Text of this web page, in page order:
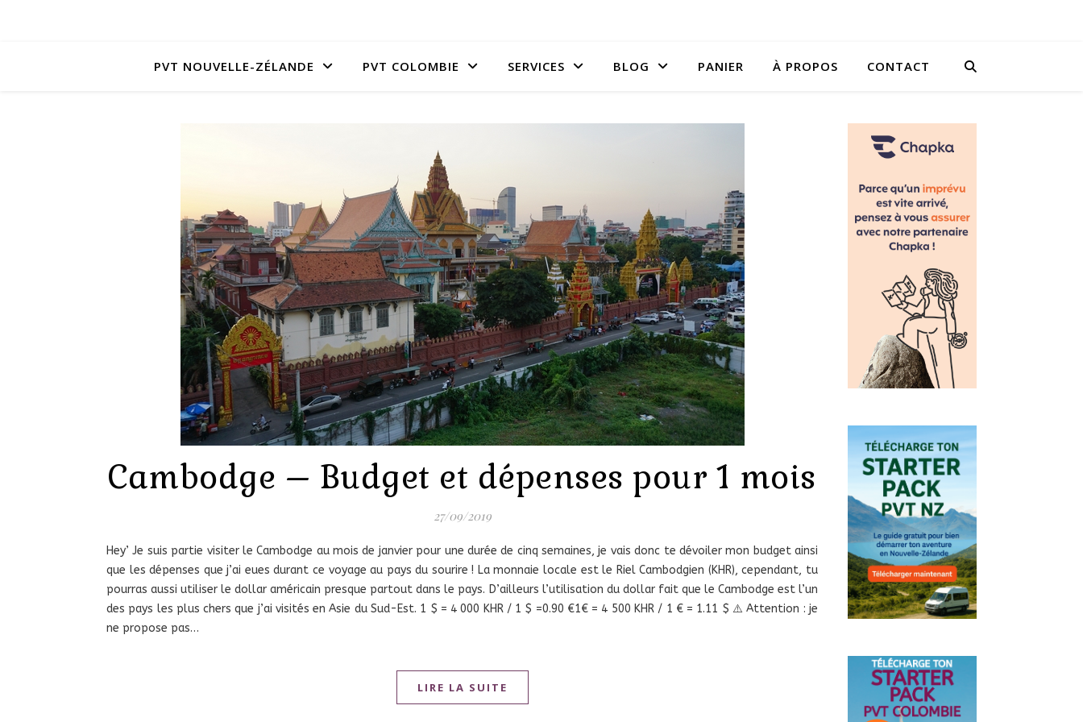
PVT NOUVELLE-ZÉLANDE PVT COLOMBIE SERVICES BLOG PANIER À PROPOS CONTACT
Cambodge – Budget et dépenses pour 1 mois
27/09/2019
Hey’ Je suis partie visiter le Cambodge au mois de janvier pour une durée de cinq semaines, je vais donc te dévoiler mon budget ainsi
que les dépenses que j’ai eues durant ce voyage au pays du sourire ! La monnaie locale est le Riel Cambodgien (KHR), cependant, tu
pourras aussi utiliser le dollar américain presque partout dans le pays. D’ailleurs l’utilisation du dollar fait que le Cambodge est l’un
des pays les plus chers que j’ai visités en Asie du Sud-Est. 1 $ = 4 000 KHR / 1 $ =0.90 €1€ = 4 500 KHR / 1 € = 1.11 $ ⚠️ Attention : je
ne propose pas…
LIRE LA SUITE